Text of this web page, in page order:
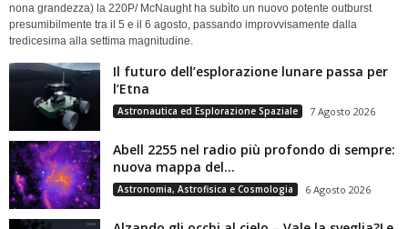
nona grandezza) la 220P/ McNaught ha subìto un nuovo potente outburst
presumibilmente tra il 5 e il 6 agosto, passando improvvisamente dalla
tredicesima alla settima magnitudine.
Il futuro dell’esplorazione lunare passa per
l’Etna
Astronautica ed Esplorazione Spaziale 7 Agosto 2026
Abell 2255 nel radio più profondo di sempre:
nuova mappa del...
Astronomia, Astrofisica e Cosmologia 6 Agosto 2026